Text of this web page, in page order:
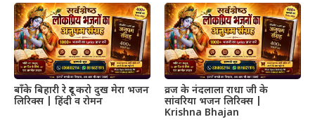
बाँके बिहारी रे दूर करो दुख मेरा भजन
लिरिक्स | हिंदी व रोमन
व्रज के नंदलाला राधा जी के
सांवरिया भजन लिरिक्स |
Krishna Bhajan